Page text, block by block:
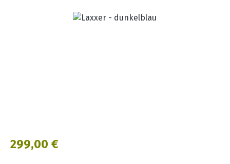
Bildergalerie überspringen
Regulärer Preis:
299,00 €